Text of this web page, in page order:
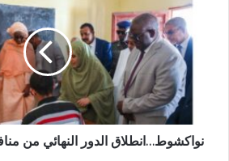
نواكشوط…انطلاق الدور النهائي من